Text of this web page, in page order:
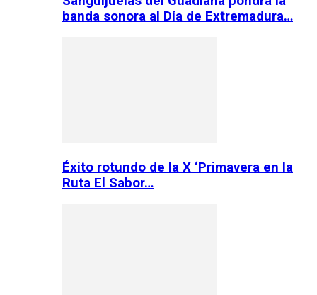
banda sonora al Día de Extremadura…
Éxito rotundo de la X ‘Primavera en la
Ruta El Sabor…